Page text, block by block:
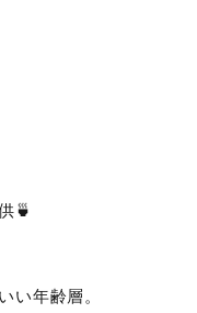
🍵
い年齢層。